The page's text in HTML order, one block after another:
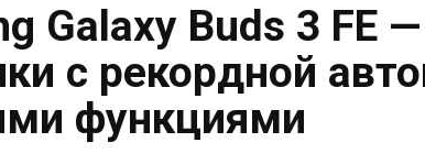
Galaxy Buds 3
с рекордной
функциями